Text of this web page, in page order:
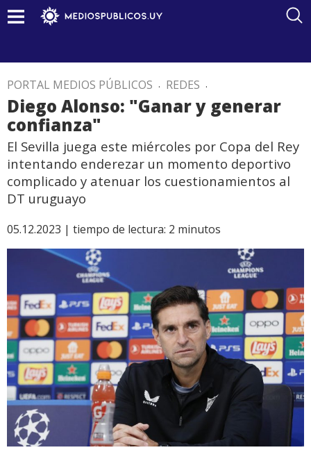
PORTAL MEDIOS PÚBLICOS . REDES .
Diego Alonso: "Ganar y generar
confianza"
El Sevilla juega este miércoles por Copa del Rey
intentando enderezar un momento deportivo
complicado y atenuar los cuestionamientos al
DT uruguayo
05.12.2023 | tiempo de lectura: 2 minutos